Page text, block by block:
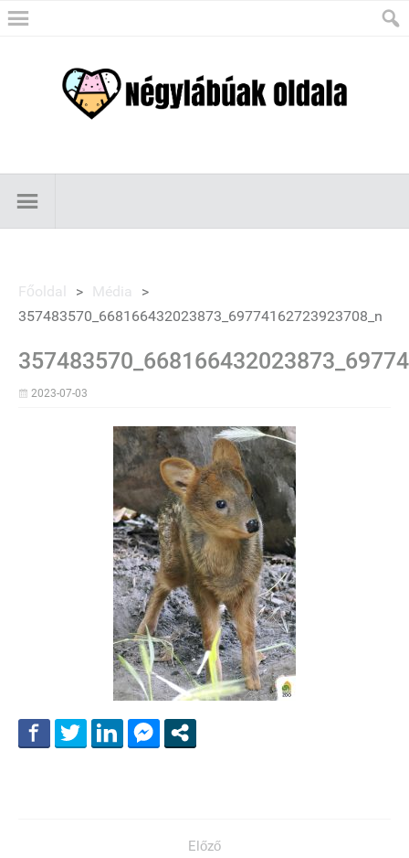
Főoldal > Média
>
357483570_668166432023873_69774162723923708_n
2023-07-03
Előző